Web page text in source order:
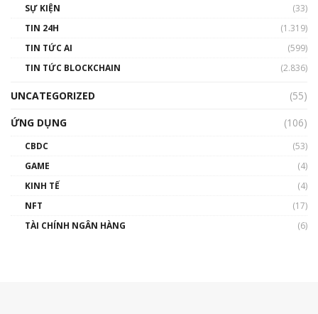
SỰ KIỆN
(33)
TIN 24H
(1.319)
TIN TỨC AI
(599)
TIN TỨC BLOCKCHAIN
(2.836)
UNCATEGORIZED
(55)
ỨNG DỤNG
(106)
CBDC
(53)
GAME
(4)
KINH TẾ
(4)
NFT
(17)
TÀI CHÍNH NGÂN HÀNG
(6)